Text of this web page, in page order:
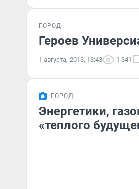
ГОРОД
Героев
1 августа, 2013, 13:43 1 341
ГОРОД
Энергетики,
«теплого